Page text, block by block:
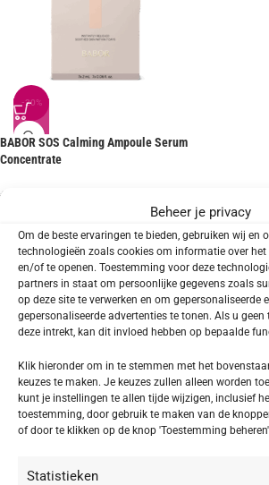
Beheer je privacy
Om de beste ervaringen te bieden, gebruiken wij en
technologieën zoals cookies om informatie over
en/of te openen. Toestemming voor deze
partners in staat om persoonlijke gegevens zoals
op deze site te verwerken en om gepersonaliseerde
gepersonaliseerde advertenties te tonen. Als u
deze intrekt, kan dit invloed hebben op bepaalde
Klik hieronder om in te stemmen met het
keuzes te maken. Je keuzes zullen alleen worden
kunt je instellingen te allen tijde wijzigen, inclusief
toestemming, door gebruik te maken van de
of door te klikken op de knop 'Toestemming
Statistieken
TOEPASSING
Gezicht
Ampullen
-20%
BABOR SOS Calming Ampoule Serum
Concentrate
€